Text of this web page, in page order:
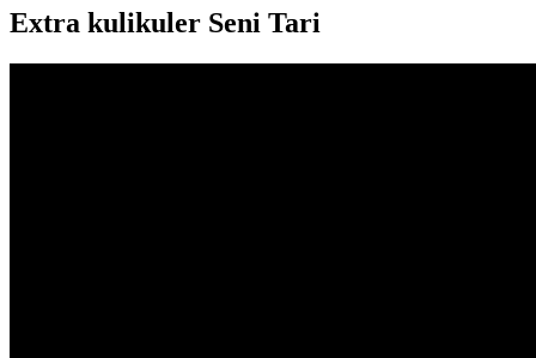
Extra kulikuler Seni Tari